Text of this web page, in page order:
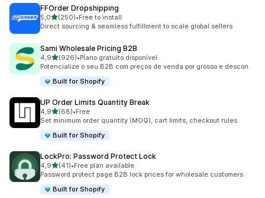
FFOrder Dropshipping
5,0de 5 estrelas
(250)
250 total de avaliações
•Free to install
Direct sourcing & seamless fulfillment to scale global sellers
Sami Wholesale Pricing B2B
4,9de 5 estrelas
(926)
926 total de avaliações
•Plano gratuito disponível
Potencialize o seu B2B com preços de venda por grosso e descon
Built for Shopify
UP Order Limits Quantity Break
4,9de 5 estrelas
(68)
68 total de avaliações
•Free
Set minimum order quantity (MOQ), cart limits, checkout rules
Built for Shopify
LockPro: Password Protect Lock
4,9de 5 estrelas
(41)
41 total de avaliações
•Free plan available
Password protect page B2B lock prices for wholesale customers
Built for Shopify